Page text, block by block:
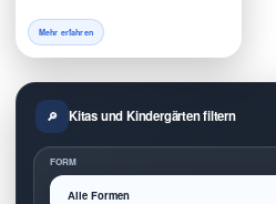
Mehr erfahren
Kitas und Kindergärten filtern
FORM